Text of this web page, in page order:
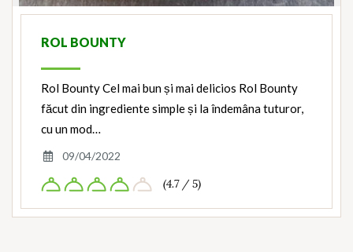
ROL BOUNTY
Rol Bounty Cel mai bun și mai delicios Rol Bounty
făcut din ingrediente simple și la îndemâna tuturor,
cu un mod…
09/04/2022
(4.7 / 5)